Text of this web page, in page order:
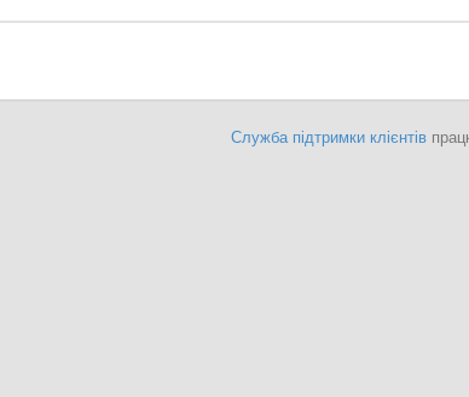
Служба підтримки клієнтів